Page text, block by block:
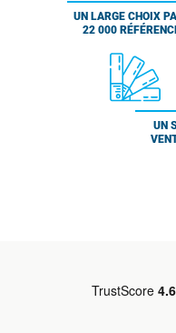
UN LARGE CHOIX
22 000
UN